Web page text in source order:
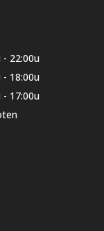
- 22:00u
- 18:00u
- 17:00u